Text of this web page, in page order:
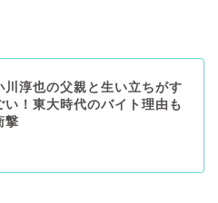
川淳也の父親と生い立ちがす
い！東大時代のバイト理由も
撃